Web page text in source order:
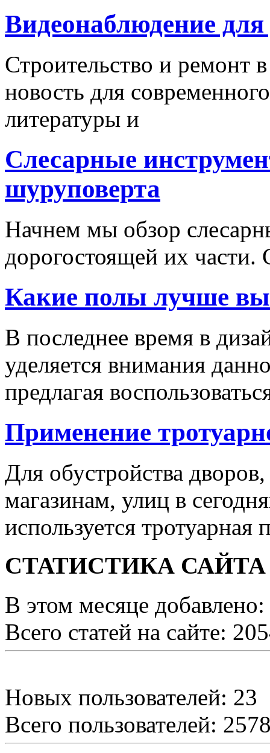
Видеонаблюдение
Строительство и ремонт
новость для
литературы и
Слесарные
шуруповерта
Начнем мы обзор
дорогостоящей их части.
Какие полы лучше
В последнее время в
уделяется внимания
предлагая
Применение
Для обустройства
магазинам, улиц в
используется тротуарная
СТАТИСТИКА САЙТА
В этом месяце
Всего статей на сайте:
Новых пользователей: 23
Всего пользователей: